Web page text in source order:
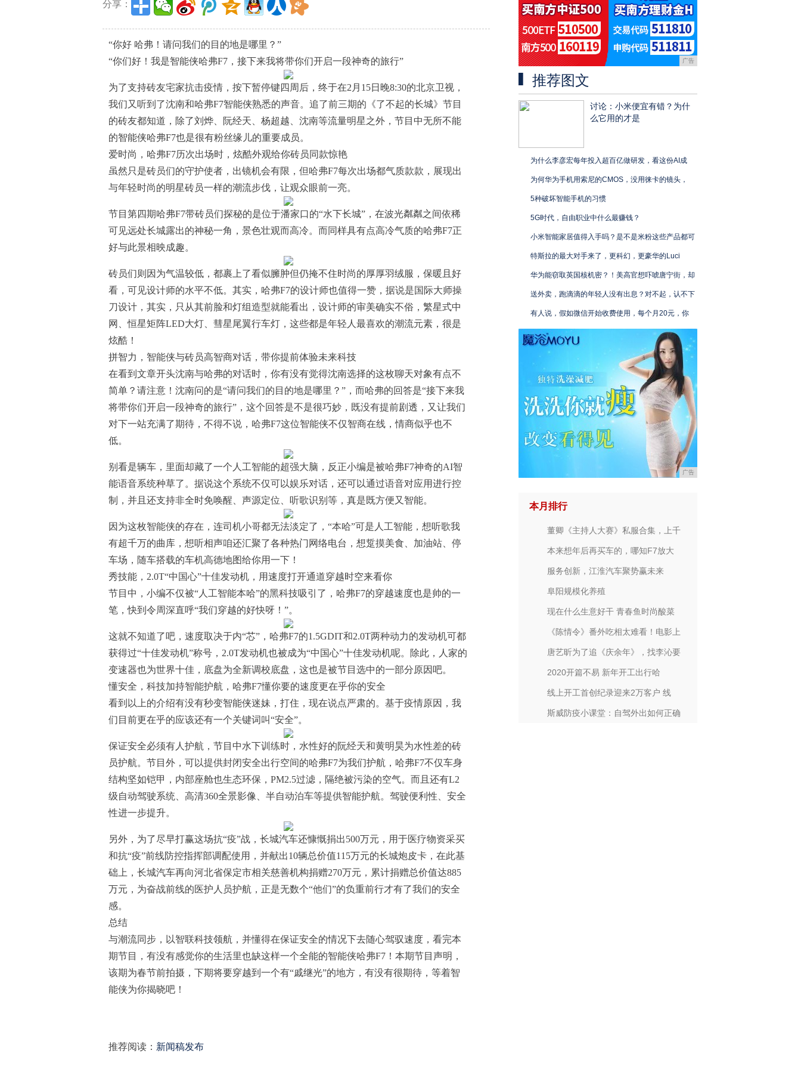
分享：
“你好 哈弗！请问我们的目的地是哪里？”
“你们好！我是智能侠哈弗F7，接下来我将带你们开启一段神奇的旅行”
为了支持砖友宅家抗击疫情，按下暂停键四周后，终于在2月15日晚8:30的北京卫视，
我们又听到了沈南和哈弗F7智能侠熟悉的声音。追了前三期的《了不起的长城》节目
的砖友都知道，除了刘烨、阮经天、杨超越、沈南等流量明星之外，节目中无所不能
的智能侠哈弗F7也是很有粉丝缘儿的重要成员。
爱时尚，哈弗F7历次出场时，炫酷外观给你砖员同款惊艳
虽然只是砖员们的守护使者，出镜机会有限，但哈弗F7每次出场都气质款款，展现出
与年轻时尚的明星砖员一样的潮流步伐，让观众眼前一亮。
节目第四期哈弗F7带砖员们探秘的是位于潘家口的“水下长城”，在波光粼粼之间依稀
可见远处长城露出的神秘一角，景色壮观而高冷。而同样具有点高冷气质的哈弗F7正
好与此景相映成趣。
砖员们则因为气温较低，都裹上了看似臃肿但仍掩不住时尚的厚厚羽绒服，保暖且好
看，可见设计师的水平不低。其实，哈弗F7的设计师也值得一赞，据说是国际大师操
刀设计，其实，只从其前脸和灯组造型就能看出，设计师的审美确实不俗，繁星式中
网、恒星矩阵LED大灯、彗星尾翼行车灯，这些都是年轻人最喜欢的潮流元素，很是
炫酷！
拼智力，智能侠与砖员高智商对话，带你提前体验未来科技
在看到文章开头沈南与哈弗的对话时，你有没有觉得沈南选择的这枚聊天对象有点不
简单？请注意！沈南问的是“请问我们的目的地是哪里？”，而哈弗的回答是“接下来我
将带你们开启一段神奇的旅行”，这个回答是不是很巧妙，既没有提前剧透，又让我们
对下一站充满了期待，不得不说，哈弗F7这位智能侠不仅智商在线，情商似乎也不
低。
别看是辆车，里面却藏了一个人工智能的超强大脑，反正小编是被哈弗F7神奇的AI智
能语音系统种草了。据说这个系统不仅可以娱乐对话，还可以通过语音对应用进行控
制，并且还支持非全时免唤醒、声源定位、听歌识别等，真是既方便又智能。
因为这枚智能侠的存在，连司机小哥都无法淡定了，“本哈”可是人工智能，想听歌我
有超千万的曲库，想听相声咱还汇聚了各种热门网络电台，想踅摸美食、加油站、停
车场，随车搭载的车机高德地图给你用一下！
秀技能，2.0T“中国心”十佳发动机，用速度打开通道穿越时空来看你
节目中，小编不仅被“人工智能本哈”的黑科技吸引了，哈弗F7的穿越速度也是帅的一
笔，快到令周深直呼“我们穿越的好快呀！”。
这就不知道了吧，速度取决于内“芯”，哈弗F7的1.5GDIT和2.0T两种动力的发动机可都
获得过“十佳发动机”称号，2.0T发动机也被成为“中国心”十佳发动机呢。除此，人家的
变速器也为世界十佳，底盘为全新调校底盘，这也是被节目选中的一部分原因吧。
懂安全，科技加持智能护航，哈弗F7懂你要的速度更在乎你的安全
看到以上的介绍有没有秒变智能侠迷妹，打住，现在说点严肃的。基于疫情原因，我
们目前更在乎的应该还有一个关键词叫“安全”。
保证安全必须有人护航，节目中水下训练时，水性好的阮经天和黄明昊为水性差的砖
员护航。节目外，可以提供封闭安全出行空间的哈弗F7为我们护航，哈弗F7不仅车身
结构坚如铠甲，内部座舱也生态环保，PM2.5过滤，隔绝被污染的空气。而且还有L2
级自动驾驶系统、高清360全景影像、半自动泊车等提供智能护航。驾驶便利性、安全
性进一步提升。
另外，为了尽早打赢这场抗“疫”战，长城汽车还慷慨捐出500万元，用于医疗物资采买
和抗“疫”前线防控指挥部调配使用，并献出10辆总价值115万元的长城炮皮卡，在此基
础上，长城汽车再向河北省保定市相关慈善机构捐赠270万元，累计捐赠总价值达885
万元，为奋战前线的医护人员护航，正是无数个“他们”的负重前行才有了我们的安全
感。
总结
与潮流同步，以智联科技领航，并懂得在保证安全的情况下去随心驾驭速度，看完本
期节目，有没有感觉你的生活里也缺这样一个全能的智能侠哈弗F7！本期节目声明，
该期为春节前拍摄，下期将要穿越到一个有“戚继光”的地方，有没有很期待，等着智
能侠为你揭晓吧！
推荐阅读： 新闻稿发布
广告
推荐图文
讨论：小米便宜有错？为什
么它用的才是
为什么李彦宏每年投入超百亿做研发，看这份AI成
为何华为手机用索尼的CMOS，没用徕卡的镜头，
5种破坏智能手机的习惯
5G时代，自由职业中什么最赚钱？
小米智能家居值得入手吗？是不是米粉这些产品都可
特斯拉的最大对手来了，更科幻，更豪华的Luci
华为能窃取英国核机密？！美高官想吓唬唐宁街，却
送外卖，跑滴滴的年轻人没有出息？对不起，认不下
有人说，假如微信开始收费使用，每个月20元，你
广告
本月排行
董卿《主持人大赛》私服合集，上千
本来想年后再买车的，哪知F7放大
服务创新，江淮汽车聚势赢未来
阜阳规模化养殖
现在什么生意好干 青春鱼时尚酸菜
《陈情令》番外吃相太难看！电影上
唐艺昕为了追《庆余年》，找李沁要
2020开篇不易 新年开工出行哈
线上开工首创纪录迎来2万客户 线
斯威防疫小课堂：自驾外出如何正确